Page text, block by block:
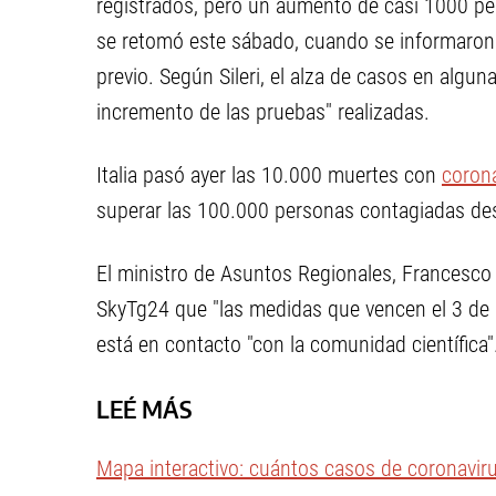
se retomó este sábado, cuando se
previo. Según Sileri, el alza de casos en
incremento de las pruebas" realizadas.
Italia pasó ayer las 10.000 muertes con
superar las 100.000 personas contagiadas
El ministro de Asuntos Regionales,
SkyTg24 que "las medidas que vencen el 3
está en contacto "con la comunidad
LEÉ MÁS
Mapa interactivo: cuántos casos de